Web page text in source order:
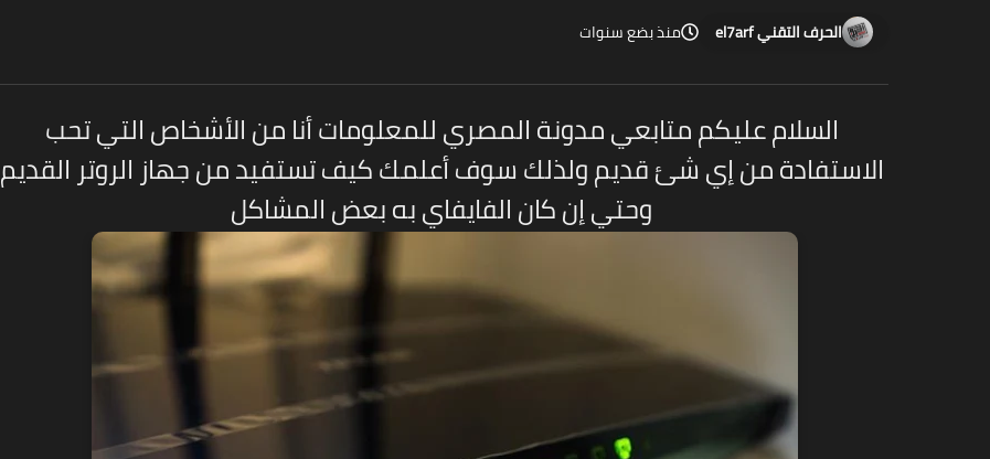
الحرف التقني el7arf منذ بضع سنوات
السلام عليكم متابعي مدونة المصري للمعلومات أنا من الأشخاص التي تحب
الاستفادة من إي شئ قديم ولذلك سوف أعلمك كيف تستفيد من جهاز الروتر القديم
وحتي إن كان الفايفاي به بعض المشاكل